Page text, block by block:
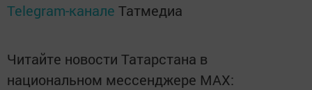
Telegram-канале Татмедиа
Читайте новости Татарстана в
национальном мессенджере MАХ: